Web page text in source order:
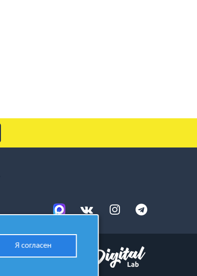
Разработано в студии
Я согласен